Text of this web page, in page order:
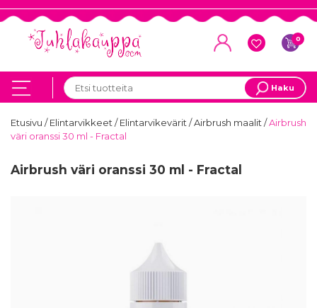
0
Haku
Etusivu /Elintarvikkeet/Elintarvikevärit/Airbrush maalit/Airbrush
väri oranssi 30 ml - Fractal
Airbrush väri oranssi 30 ml - Fractal